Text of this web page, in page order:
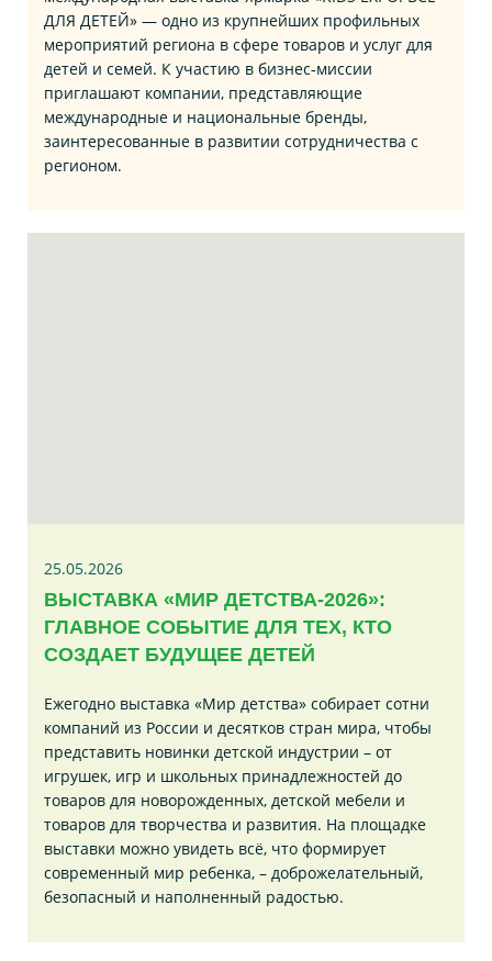
ДЛЯ ДЕТЕЙ» — одно из крупнейших профильных
мероприятий региона в сфере товаров и услуг для
детей и семей. К участию в бизнес‑миссии
приглашают компании, представляющие
международные и национальные бренды,
заинтересованные в развитии сотрудничества с
регионом.
25.05.2026
ВЫСТАВКА «МИР ДЕТСТВА-2026»:
ГЛАВНОЕ СОБЫТИЕ ДЛЯ ТЕХ, КТО
СОЗДАЕТ БУДУЩЕЕ ДЕТЕЙ
Ежегодно выставка «Мир детства» собирает сотни
компаний из России и десятков стран мира, чтобы
представить новинки детской индустрии – от
игрушек, игр и школьных принадлежностей до
товаров для новорожденных, детской мебели и
товаров для творчества и развития. На площадке
выставки можно увидеть всё, что формирует
современный мир ребенка, – доброжелательный,
безопасный и наполненный радостью.